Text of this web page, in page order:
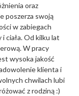
oraz
poszerza swoją
w zabiegach
ciała. Od kilku lat
W pracy
wysoka jakość
klienta i
chwilach lubi
z rodziną :)